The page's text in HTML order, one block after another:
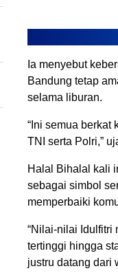
Ia menyebut
Bandung tetap
selama liburan.
“Ini semua berkat
TNI serta Polri,”
Halal Bihalal kali
sebagai simbol
memperbaiki
“Nilai-nilai Idulfitri
tertinggi hingga
justru datang dari